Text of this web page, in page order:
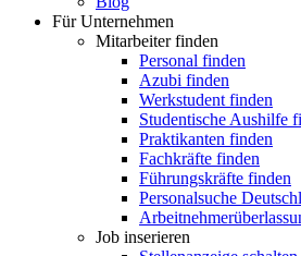
Für Unternehmen
Mitarbeiter finden
Personal finden
Azubi finden
Werkstudent finden
Studentische Aushilfe
Praktikanten finden
Fachkräfte finden
Führungskräfte finden
Personalsuche
Job inserieren